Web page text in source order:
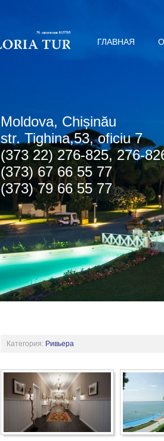
ГЛАВНАЯ
Мoldova, Chișinău
str. Tighina,53, oficiu 7
(373 22) 276-825, 276-
(373) 67 66 55 77
(373) 79 66 55 77
Категория: Ривьера